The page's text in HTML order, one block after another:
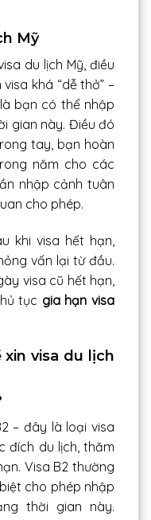
Mỹ
du lịch Mỹ, điều
khá “dễ thở” –
bạn có thể nhập
gian này. Điều đó
tay, bạn hoàn
năm cho các
nhập cảnh tuân
cho phép.
khi visa hết hạn,
vấn lại từ đầu.
visa cũ hết hạn,
tục gia hạn visa
visa du lịch
– đây là loại visa
đích du lịch, thăm
Visa B2 thường
cho phép nhập
thời gian này.